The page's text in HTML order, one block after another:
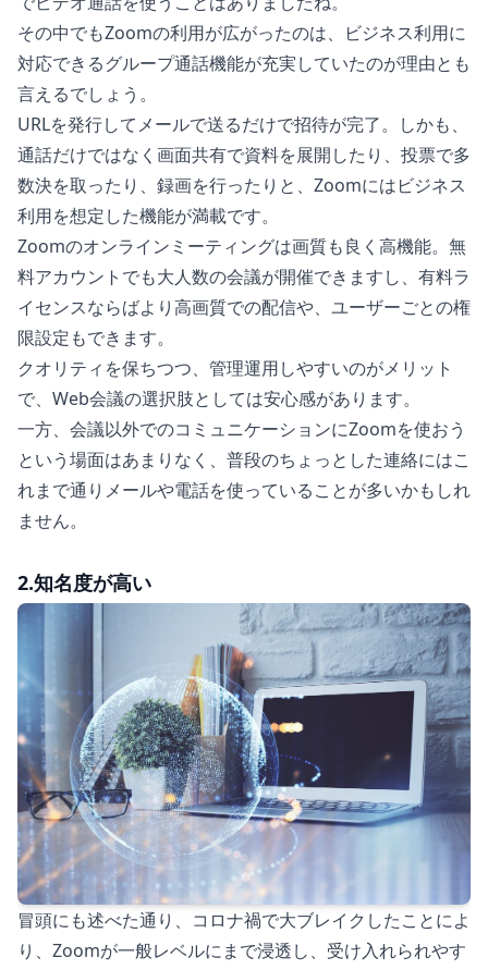
その中でもZoomの利用が広がったのは、ビジネス利用に
対応できるグループ通話機能が充実していたのが理由とも
言えるでしょう。
URLを発行してメールで送るだけで招待が完了。しかも、
通話だけではなく画面共有で資料を展開したり、投票で多
数決を取ったり、録画を行ったりと、Zoomにはビジネス
利用を想定した機能が満載です。
Zoomのオンラインミーティングは画質も良く高機能。無
料アカウントでも大人数の会議が開催できますし、有料ラ
イセンスならばより高画質での配信や、ユーザーごとの権
限設定もできます。
クオリティを保ちつつ、管理運用しやすいのがメリット
で、Web会議の選択肢としては安心感があります。
一方、会議以外でのコミュニケーションにZoomを使おう
という場面はあまりなく、普段のちょっとした連絡にはこ
れまで通りメールや電話を使っていることが多いかもしれ
ません。
2.知名度が高い
冒頭にも述べた通り、コロナ禍で大ブレイクしたことによ
り、Zoomが一般レベルにまで浸透し、受け入れられやす